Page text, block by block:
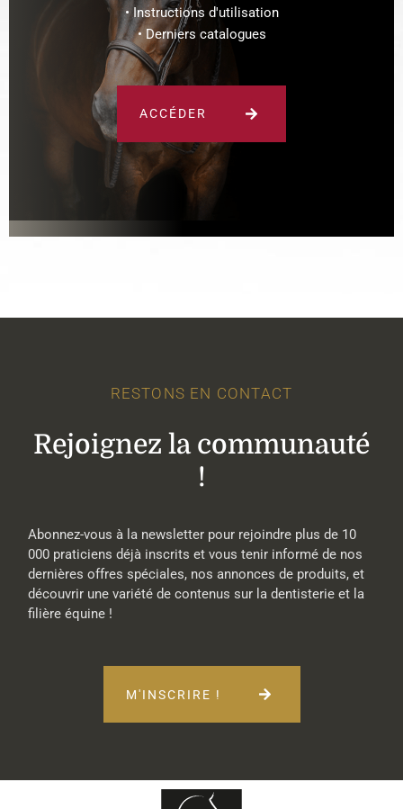
• Instructions d'utilisation
• Derniers catalogues
ACCÉDER
RESTONS EN CONTACT
Rejoignez la communauté
!
Abonnez-vous à la newsletter pour rejoindre plus de 10
000 praticiens déjà inscrits et vous tenir informé de nos
dernières offres spéciales, nos annonces de produits, et
découvrir une variété de contenus sur la dentisterie et la
filière équine !
M'INSCRIRE !